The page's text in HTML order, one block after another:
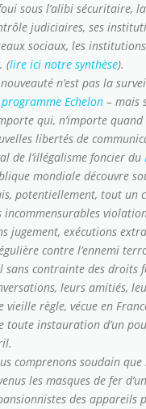
sous l’alibi sécuritaire, la
judiciaires, ses
sociaux, les
(lire ici notre synthèse).
n’est pas la
programme Echelon – mais
qui, n’importe
libertés de
de l’illégalisme foncier du
mondiale découvre
potentiellement, tout un
incommensurables
jugement, exécutions
contre l’ennemi
sans contrainte des droits
leurs amitiés,
vieille règle, vécue en
toute instauration d’un
comprenons soudain
les masques de fer
des appareils